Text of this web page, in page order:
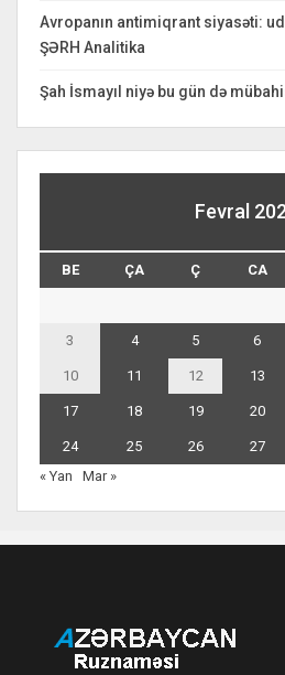
Avropanın antimiqrant siyasəti:
ŞƏRH Analitika
Şah İsmayıl niyə bu gün də
Fevral
BE ÇA Ç CA
3 4 5 6
10 11 12 13
17 18 19 20
24 25 26 27
« Yan
Mar »